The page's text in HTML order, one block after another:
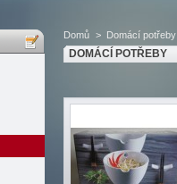
Domů > Domácí potřeby
DOMÁCÍ POTŘEBY